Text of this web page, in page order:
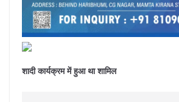
शादी कार्यक्रम में हुआ था शामिल